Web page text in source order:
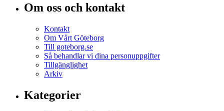
Om oss och kontakt
Kontakt
Om Vårt Göteborg
Till goteborg.se
Så behandlar vi dina personuppgifter
Tillgänglighet
Arkiv
Kategorier